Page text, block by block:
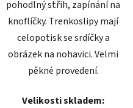
pohodlný střih, zapínání na
knoflíčky. Trenkoslipy mají
celopotisk se srdíčky a
obrázek na nohavici. Velmi
pěkné provedení.
Velikosti skladem: